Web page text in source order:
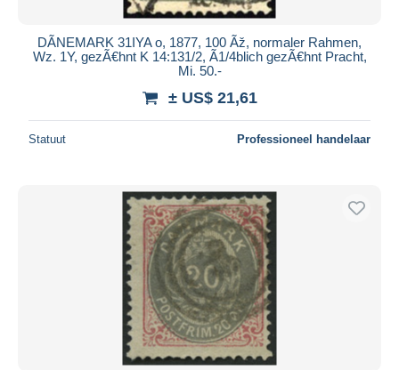
DÃNEMARK 31IYA o, 1877, 100 Ãž, normaler Rahmen,
Wz. 1Y, gezÃ€hnt K 14:131/2, Ã1/4blich gezÃ€hnt Pracht,
Mi. 50.-
± US$ 21,61
Statuut Professioneel handelaar